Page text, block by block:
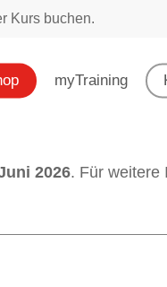
Kurs buchen.
myTraining
2026. Für weitere